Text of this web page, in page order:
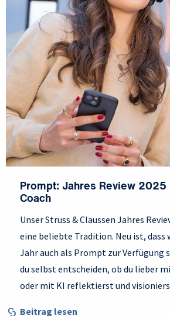
Prompt: Jahres Review 2025
Coach
Unser Struss & Claussen Jahres
eine beliebte Tradition. Neu ist, dass
Jahr auch als Prompt zur Verfügung
du selbst entscheiden, ob du lieber
oder mit KI reflektierst und
Beitrag lesen